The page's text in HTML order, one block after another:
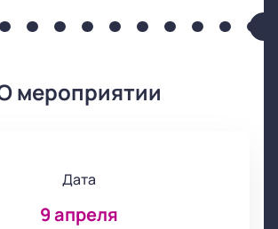
мероприятии
Дата
9 апреля